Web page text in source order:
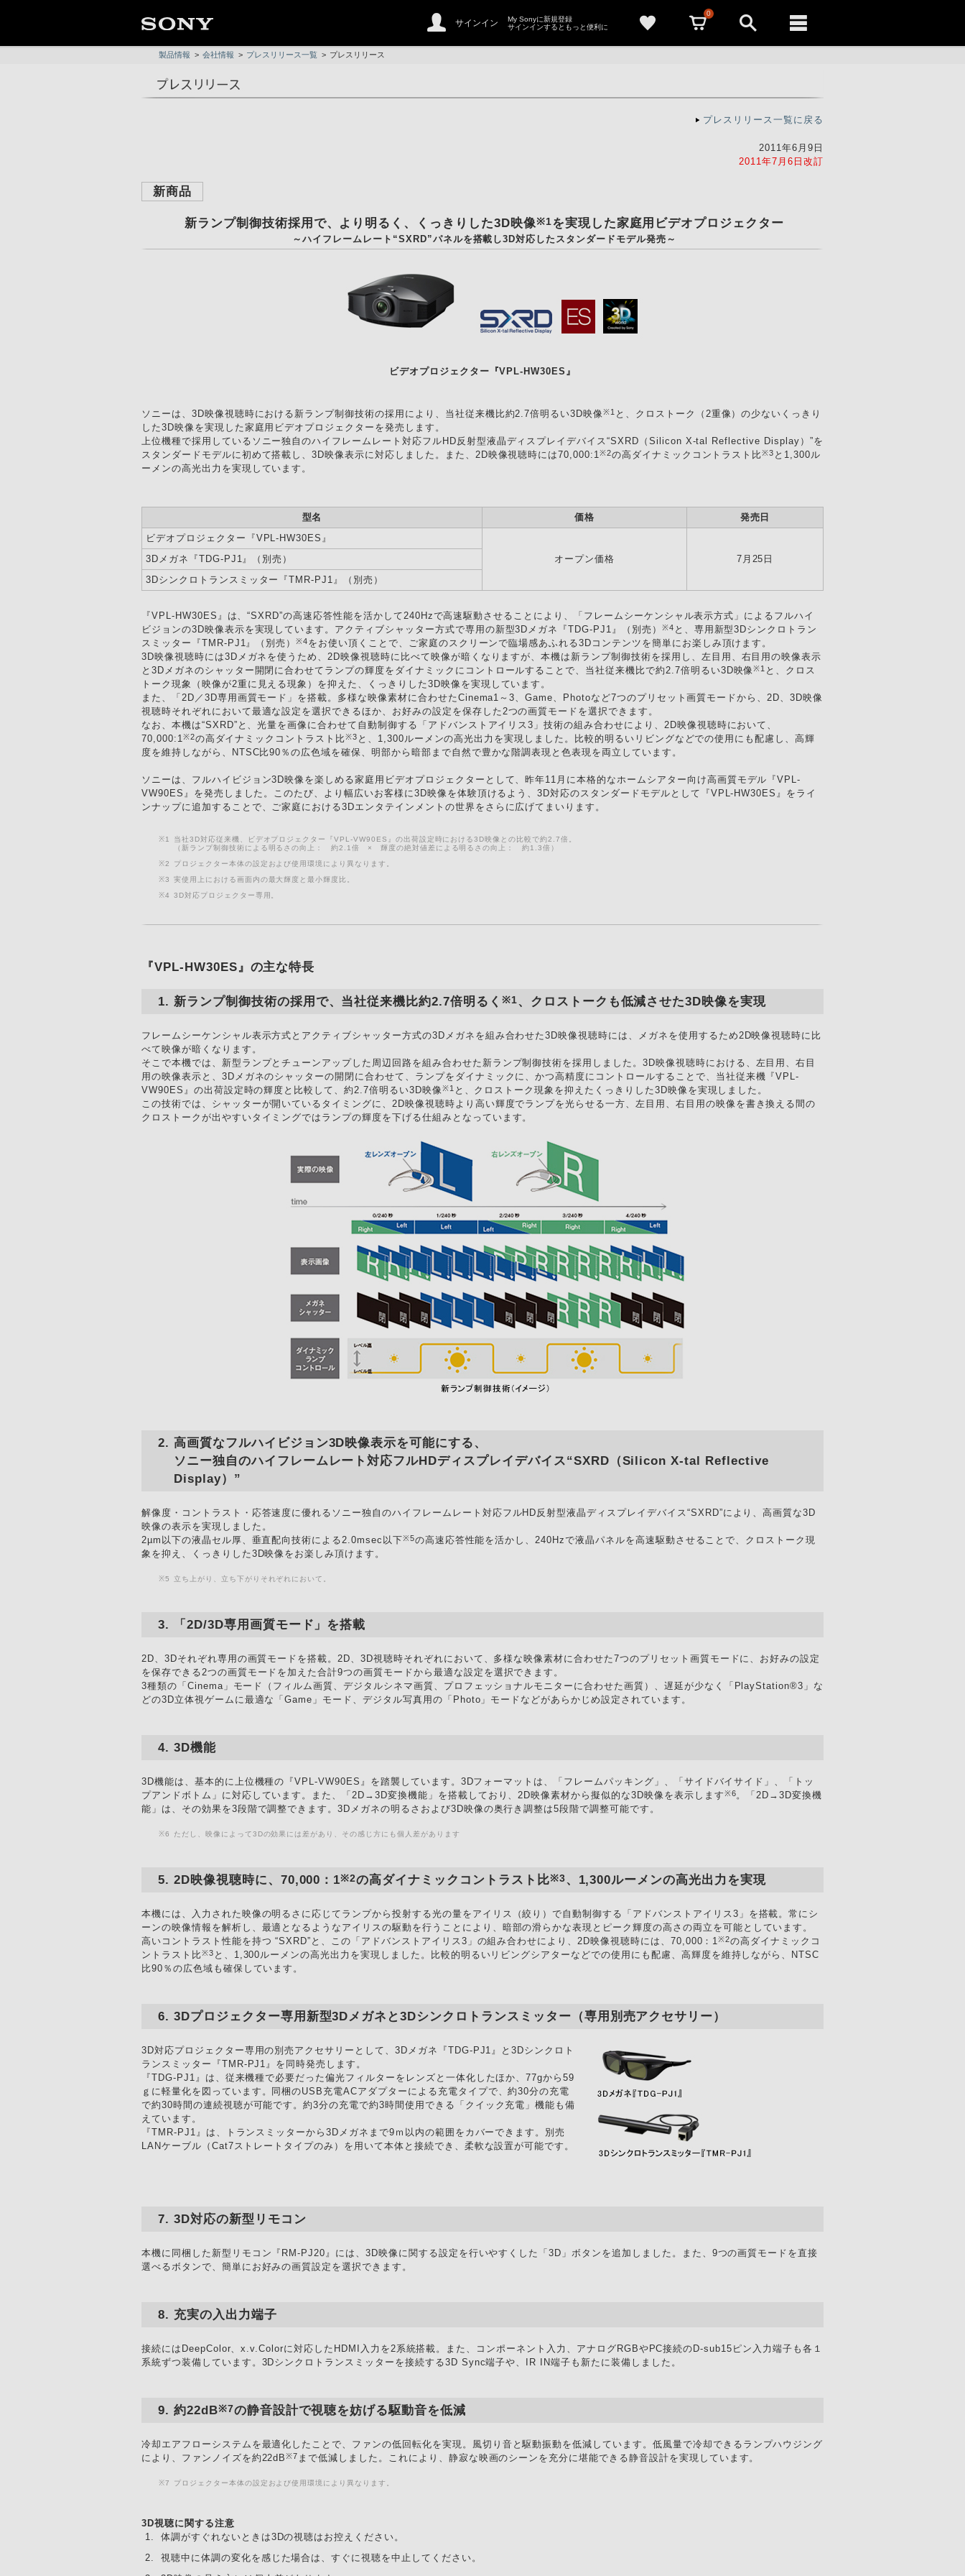
サインイン
My Sonyに新規登録
サインインするともっと便利に
0
製品情報 > 会社情報 > プレスリリース一覧 > プレスリリース
プレスリリース一覧に戻る
2011年6月9日
2011年7月6日改訂
新商品
新ランプ制御技術採用で、より明るく、くっきりした3D映像※1を実現した家庭用ビデオプロジェクター
～ハイフレームレート“SXRD”パネルを搭載し3D対応したスタンダードモデル発売～
ビデオプロジェクター『VPL-HW30ES』
ソニーは、3D映像視聴時における新ランプ制御技術の採用により、当社従来機比約2.7倍明るい3D映像※1 と、クロストーク（2重像）の少ないくっきり
した3D映像を実現した家庭用ビデオプロジェクターを発売します。
上位機種で採用しているソニー独自のハイフレームレート対応フルHD反射型液晶ディスプレイデバイス“SXRD（Silicon X-tal Reflective Display）”を
スタンダードモデルに初めて搭載し、3D映像表示に対応しました。また、2D映像視聴時には70,000:1 ※2の高ダイナミックコントラスト比※3 と1,300ル
ーメンの高光出力を実現しています。
型名 価格
発売日
ビデオプロジェクター『VPL-HW30ES』
オープン価格
7月25日
3Dメガネ
『TDG-PJ1』（別売）
3Dシンクロトランスミッター『TMR-PJ1』（別売）
『VPL-HW30ES』は、“SXRD”の高速応答性能を活かして240Hzで高速駆動させることにより、「フレームシーケンシャル表示方式」によるフルハイ
ビジョンの3D映像表示を実現しています。アクティブシャッター方式で専用の新型3Dメガネ『TDG-PJ1』（別売）
※4 と、専用新型3Dシンクロトラン
スミッター『TMR-PJ1』（別売）※4をお使い頂くことで、ご家庭のスクリーンで臨場感あふれる3Dコンテンツを簡単にお楽しみ頂けます。
3D映像視聴時には3Dメガネを使うため、2D映像視聴時に比べて映像が暗くなりますが、本機は新ランプ制御技術を採用し、左目用、右目用の映像表示
と3Dメガネのシャッター開閉に合わせてランプの輝度をダイナミックにコントロールすることで、当社従来機比で約2.7倍明るい3D映像※1 と、クロス
トーク現象（映像が2重に見える現象）を抑えた、くっきりした3D映像を実現しています。
また、「2D／3D専用画質モード」を搭載。多様な映像素材に合わせたCinema1～3、Game、Photoなど7つのプリセット画質モードから、2D、3D映像
視聴時それぞれにおいて最適な設定を選択できるほか、お好みの設定を保存した2つの画質モードを選択できます。
なお、本機は“SXRD”と、光量を画像に合わせて自動制御する「アドバンストアイリス3」技術の組み合わせにより、2D映像視聴時において、
70,000:1 ※2の高ダイナミックコントラスト比※3 と、1,300ルーメンの高光出力を実現しました。比較的明るいリビングなどでの使用にも配慮し、高輝
度を維持しながら、NTSC比90％の広色域を確保、明部から暗部まで自然で豊かな階調表現と色表現を両立しています。
ソニーは、フルハイビジョン3D映像を楽しめる家庭用ビデオプロジェクターとして、昨年11月に本格的なホームシアター向け高画質モデル『VPL-
VW90ES』を発売しました。このたび、より幅広いお客様に3D映像を体験頂けるよう、3D対応のスタンダードモデルとして『VPL-HW30ES』をライ
ンナップに追加することで、ご家庭における3Dエンタテインメントの世界をさらに広げてまいります。
※1
当社3D対応従来機、ビデオプロジェクター『VPL-VW90ES』の出荷設定時における3D映像との比較で約2.7倍。
（新ランプ制御技術による明るさの向上： 約2.1倍 × 輝度の絶対値差による明るさの向上： 約1.3倍）
※2
プロジェクター本体の設定および使用環境により異なります。
※3
実使用上における画面内の最大輝度と最小輝度比。
※4
3D対応プロジェクター専用。
『VPL-HW30ES』の主な特長
新ランプ制御技術の採用で、当社従来機比約2.7倍明るく ※1、クロストークも低減させた3D映像を実現
フレームシーケンシャル表示方式とアクティブシャッター方式の3Dメガネを組み合わせた3D映像視聴時には、メガネを使用するため2D映像視聴時に比
べて映像が暗くなります。
そこで本機では、新型ランプとチューンアップした周辺回路を組み合わせた新ランプ制御技術を採用しました。3D映像視聴時における、左目用、右目
用の映像表示と、3Dメガネのシャッターの開閉に合わせて、ランプをダイナミックに、かつ高精度にコントロールすることで、当社従来機『VPL-
VW90ES』の出荷設定時の輝度と比較して、約2.7倍明るい3D映像※1 と、クロストーク現象を抑えたくっきりした3D映像を実現しました。
この技術では、シャッターが開いているタイミングに、2D映像視聴時より高い輝度でランプを光らせる一方、左目用、右目用の映像を書き換える間の
クロストークが出やすいタイミングではランプの輝度を下げる仕組みとなっています。
高画質なフルハイビジョン3D映像表示を可能にする、
ソニー独自のハイフレームレート対応フルHDディスプレイデバイス“SXRD（Silicon X-tal Reflective
Display）”
解像度・コントラスト・応答速度に優れるソニー独自のハイフレームレート対応フルHD反射型液晶ディスプレイデバイス“SXRD”により、高画質な3D
映像の表示を実現しました。
2µm以下の液晶セル厚、垂直配向技術による2.0msec以下※5の高速応答性能を活かし、240Hzで液晶パネルを高速駆動させることで、クロストーク現
象を抑え、くっきりした3D映像をお楽しみ頂けます。
※5 立ち上がり、立ち下がりそれぞれにおいて。
「2D/3D専用画質モード」を搭載
2D、3Dそれぞれ専用の画質モードを搭載。2D、3D視聴時それぞれにおいて、多様な映像素材に合わせた7つのプリセット画質モードに、お好みの設定
を保存できる2つの画質モードを加えた合計9つの画質モードから最適な設定を選択できます。
3種類の「Cinema」モード（フィルム画質、デジタルシネマ画質、プロフェッショナルモニターに合わせた画質）、遅延が少なく「PlayStation®3」な
どの3D立体視ゲームに最適な「Game」モード、デジタル写真用の「Photo」モードなどがあらかじめ設定されています。
3D機能
3D機能は、基本的に上位機種の『VPL-VW90ES』を踏襲しています。3Dフォーマットは、「フレームパッキング」、「サイドバイサイド」、「トッ
プアンドボトム」に対応しています。また、「2D→3D変換機能」を搭載しており、2D映像素材から擬似的な3D映像を表示します※6。「2D→3D変換機
能」は、その効果を3段階で調整できます。3Dメガネの明るさおよび3D映像の奥行き調整は5段階で調整可能です。
※6 ただし、映像によって3Dの効果には差があり、その感じ方にも個人差があります
2D映像視聴時に、70,000：1※2の高ダイナミックコントラスト比※3、1,300ルーメンの高光出力を実現
本機には、入力された映像の明るさに応じてランプから投射する光の量をアイリス（絞り）で自動制御する「アドバンストアイリス3」を搭載。常にシ
ーンの映像情報を解析し、最適となるようなアイリスの駆動を行うことにより、暗部の滑らかな表現とピーク輝度の高さの両立を可能としています。
高いコントラスト性能を持つ “SXRD”と、この「アドバンストアイリス3」の組み合わせにより、2D映像視聴時には、70,000：1※2の高ダイナミックコ
ントラスト比※3 と、1,300ルーメンの高光出力を実現しました。比較的明るいリビングシアターなどでの使用にも配慮、高輝度を維持しながら、NTSC
比90％の広色域も確保しています。
3Dプロジェクター専用新型3Dメガネと3Dシンクロトランスミッター（専用別売アクセサリー）
3D対応プロジェクター専用の別売アクセサリーとして、3Dメガネ『TDG-PJ1』と3Dシンクロト
ランスミッター『TMR-PJ1』を同時発売します。
『TDG-PJ1』は、従来機種で必要だった偏光フィルターをレンズと一体化したほか、77gから59
ｇに軽量化を図っています。同梱のUSB充電ACアダプターによる充電タイプで、約30分の充電
で約30時間の連続視聴が可能です。約3分の充電で約3時間使用できる「クイック充電」機能も備
えています。
『TMR-PJ1』は、トランスミッターから3Dメガネまで9ｍ以内の範囲をカバーできます。別売
LANケーブル（Cat7ストレートタイプのみ）を用いて本体と接続でき、柔軟な設置が可能です。
3D対応の新型リモコン
本機に同梱した新型リモコン『RM-PJ20』には、3D映像に関する設定を行いやすくした「3D」ボタンを追加しました。また、9つの画質モードを直接
選べるボタンで、簡単にお好みの画質設定を選択できます。
充実の入出力端子
接続にはDeepColor、x.v.Colorに対応したHDMI入力を2系統搭載。また、コンポーネント入力、アナログRGBやPC接続のD-sub15ピン入力端子も各１
系統ずつ装備しています。3Dシンクロトランスミッターを接続する3D Sync端子や、IR IN端子も新たに装備しました。
約22dB※7の静音設計で視聴を妨げる駆動音を低減
冷却エアフローシステムを最適化したことで、ファンの低回転化を実現。風切り音と駆動振動を低減しています。低風量で冷却できるランプハウジング
により、ファンノイズを約22dB※7 まで低減しました。これにより、静寂な映画のシーンを充分に堪能できる静音設計を実現しています。
※7 プロジェクター本体の設定および使用環境により異なります。
3D視聴に関する注意
体調がすぐれないときは3Dの視聴はお控えください。
視聴中に体調の変化を感じた場合は、すぐに視聴を中止してください。